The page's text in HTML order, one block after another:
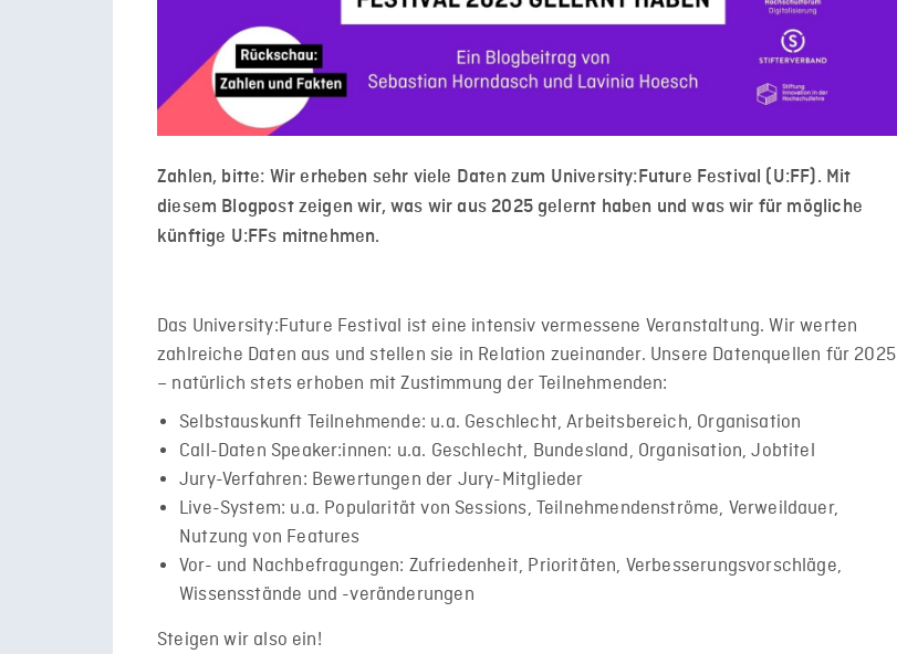
Zahlen, bitte: Wir erheben sehr viele Daten zum University:Future Festival (U:FF). Mit
diesem Blogpost zeigen wir, was wir aus 2025 gelernt haben und was wir für mögliche
künftige U:FFs mitnehmen.
Das University:Future Festival ist eine intensiv vermessene Veranstaltung. Wir werten
zahlreiche Daten aus und stellen sie in Relation zueinander. Unsere Datenquellen für 2025
– natürlich stets erhoben mit Zustimmung der Teilnehmenden:
Selbstauskunft Teilnehmende: u.a. Geschlecht, Arbeitsbereich, Organisation
Call-Daten Speaker:innen: u.a. Geschlecht, Bundesland, Organisation, Jobtitel
Jury-Verfahren: Bewertungen der Jury-Mitglieder
Live-System: u.a. Popularität von Sessions, Teilnehmendenströme, Verweildauer,
Nutzung von Features
Vor- und Nachbefragungen: Zufriedenheit, Prioritäten, Verbesserungsvorschläge,
Wissensstände und -veränderungen
Steigen wir also ein!